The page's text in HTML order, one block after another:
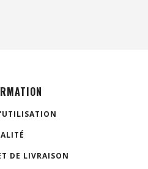
DE LIVRAISON